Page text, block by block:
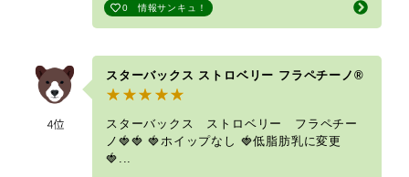
0 情報サンキュ！
スターバックス ストロベリー フラペチーノ®
スターバックス ストロベリー フラペチー
ノ🍓🍓 🍓ホイップなし 🍓低脂肪乳に変更
🍓...